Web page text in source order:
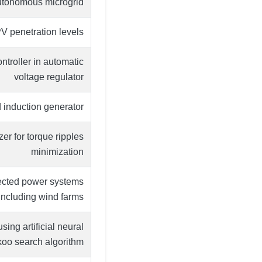
penetration levels
in automatic
voltage regulator
induction generator
for torque ripples
minimization
power systems
wind farms
artificial neural
search algorithm